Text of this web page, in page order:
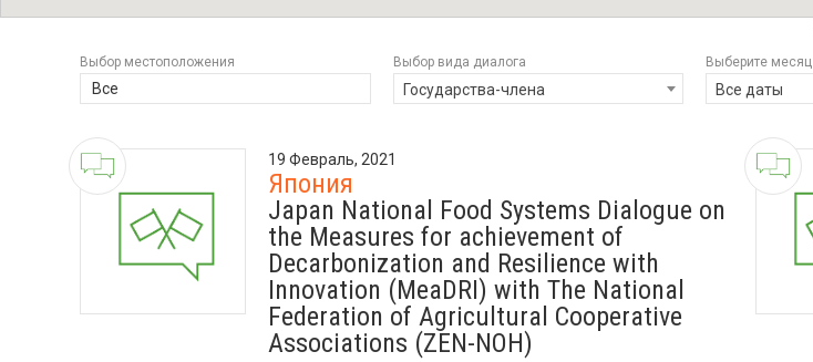
Выбор местоположения
Все
Выбор вида диалога
Государства-члена
Выберите месяц
Все даты
19 Февраль, 2021
Япония
Japan National Food Systems Dialogue on
the Measures for achievement of
Decarbonization and Resilience with
Innovation (MeaDRI) with The National
Federation of Agricultural Cooperative
Associations (ZEN-NOH)